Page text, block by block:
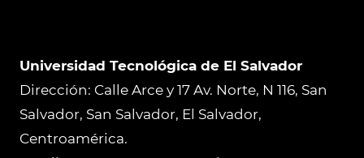
Universidad Tecnológica de El Salvador
Dirección: Calle Arce y 17 Av. Norte, N 116, San
Salvador, San Salvador, El Salvador,
Centroamérica.